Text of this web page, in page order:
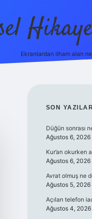
Ekranlardan ilham alan
SON
Düğün sonrası
Ağustos 6, 2026
Kur’an okurken
Ağustos 6, 2026
Avrat olmuş ne
Ağustos 5, 2026
Açılan telefon
Ağustos 4, 2026